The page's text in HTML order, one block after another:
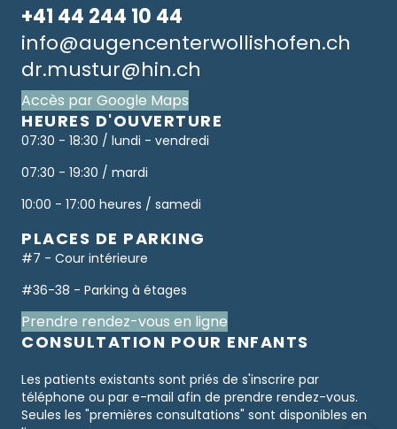
+41 44 244 10 44
info@augencenterwollishofen.ch
dr.mustur@hin.ch
Accès par Google Maps
HEURES D'OUVERTURE
07:30 - 18:30 / lundi - vendredi
07:30 - 19:30 / mardi
10:00 - 17:00 heures / samedi
PLACES DE PARKING
#7 - Cour intérieure
#36-38 - Parking à étages
Prendre rendez-vous en ligne
CONSULTATION POUR ENFANTS
Les patients existants sont priés de s'inscrire par
téléphone ou par e-mail afin de prendre rendez-vous.
Seules les "premières consultations" sont disponibles en